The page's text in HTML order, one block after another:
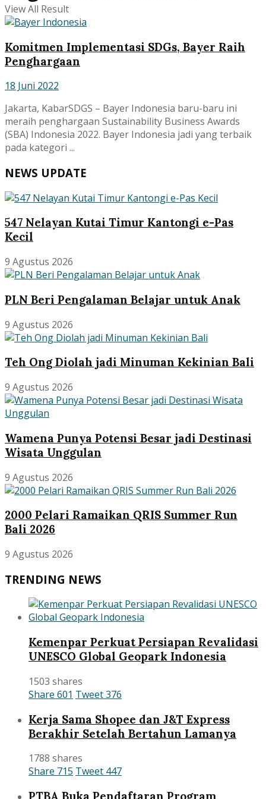
View All Result
Komitmen Implementasi SDGs, Bayer Raih
Penghargaan
18 Juni 2022
Jakarta, KabarSDGS – Bayer Indonesia baru-baru ini
meraih penghargaan Sustainability Business Awards
(SBA) Indonesia 2022. Bayer Indonesia jadi yang terbaik
pada kategori ...
NEWS UPDATE
547 Nelayan Kutai Timur Kantongi e-Pas
Kecil
9 Agustus 2026
PLN Beri Pengalaman Belajar untuk Anak
9 Agustus 2026
Teh Ong Diolah jadi Minuman Kekinian Bali
9 Agustus 2026
Wamena Punya Potensi Besar jadi Destinasi
Wisata Unggulan
9 Agustus 2026
2000 Pelari Ramaikan QRIS Summer Run
Bali 2026
9 Agustus 2026
TRENDING NEWS
Kemenpar Perkuat Persiapan Revalidasi
UNESCO Global Geopark Indonesia
1503 shares
Share 601 Tweet376
Kerja Sama Shopee dan J&T Express
Berakhir Setelah Bertahun Lamanya
1788 shares
Share 715 Tweet 447
PTBA Buka Pendaftaran Program